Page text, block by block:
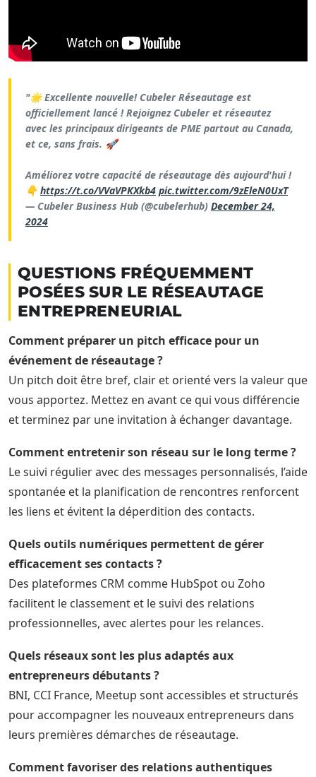
"🌟 Excellente nouvelle! Cubeler Réseautage est
officiellement lancé ! Rejoignez Cubeler et réseautez
avec les principaux dirigeants de PME partout au Canada,
et ce, sans frais. 🚀
Améliorez votre capacité de réseautage dès aujourd'hui !
👇 https://t.co/VVaVPKXkb4 pic.twitter.com/9zEleN0UxT
— Cubeler Business Hub (@cubelerhub) December 24,
2024
QUESTIONS FRÉQUEMMENT
POSÉES SUR LE RÉSEAUTAGE
ENTREPRENEURIAL
Comment préparer un pitch efficace pour un
événement de réseautage ?
Un pitch doit être bref, clair et orienté vers la valeur que
vous apportez. Mettez en avant ce qui vous différencie
et terminez par une invitation à échanger davantage.
Comment entretenir son réseau sur le long terme ?
Le suivi régulier avec des messages personnalisés, l’aide
spontanée et la planification de rencontres renforcent
les liens et évitent la déperdition des contacts.
Quels outils numériques permettent de gérer
efficacement ses contacts ?
Des plateformes CRM comme HubSpot ou Zoho
facilitent le classement et le suivi des relations
professionnelles, avec alertes pour les relances.
Quels réseaux sont les plus adaptés aux
entrepreneurs débutants ?
BNI, CCI France, Meetup sont accessibles et structurés
pour accompagner les nouveaux entrepreneurs dans
leurs premières démarches de réseautage.
Comment favoriser des relations authentiques